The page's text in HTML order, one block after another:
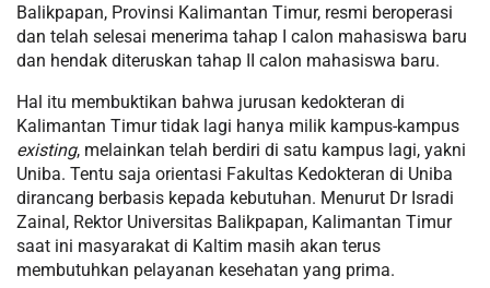
Balikpapan, Provinsi Kalimantan Timur, resmi beroperasi
dan telah selesai menerima tahap I calon mahasiswa baru
dan hendak diteruskan tahap II calon mahasiswa baru.
Hal itu membuktikan bahwa jurusan kedokteran di
Kalimantan Timur tidak lagi hanya milik kampus-kampus
existing, melainkan telah berdiri di satu kampus lagi, yakni
Uniba. Tentu saja orientasi Fakultas Kedokteran di Uniba
dirancang berbasis kepada kebutuhan. Menurut Dr Isradi
Zainal, Rektor Universitas Balikpapan, Kalimantan Timur
saat ini masyarakat di Kaltim masih akan terus
membutuhkan pelayanan kesehatan yang prima.